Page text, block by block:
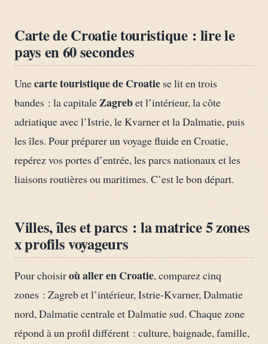
Carte de Croatie touristique : lire le
pays en 60 secondes
Unecarte touristique de Croatie se lit en trois
bandes : la capitaleZagrebet l’intérieur, la côte
adriatique avec l’Istrie, le Kvarner et la Dalmatie, puis
les îles. Pour préparer un voyage fluide en Croatie,
repérez vos portes d’entrée, les parcs nationaux et les
liaisons routières ou maritimes. C’est le bon départ.
Villes, îles et parcs : la matrice 5 zones
x profils voyageurs
Pour choisiroù aller en Croatie, comparez cinq
zones : Zagreb et l’intérieur, Istrie-Kvarner, Dalmatie
nord, Dalmatie centrale et Dalmatie sud. Chaque zone
répond à un profil différent : culture, baignade, famille,